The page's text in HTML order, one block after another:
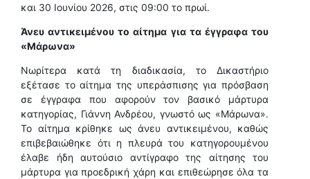
και 30 Ιουνίου 2026, στις 09:00 το πρωί.
Άνευ αντικειμένου το αίτημα για τα έγγραφα του
«Μάρωνα»
Νωρίτερα κατά τη διαδικασία, το Δικαστήριο
εξέτασε το αίτημα της υπεράσπισης για πρόσβαση
σε έγγραφα που αφορούν τον βασικό μάρτυρα
κατηγορίας, Γιάννη Ανδρέου, γνωστό ως «Μάρωνα».
Το αίτημα κρίθηκε ως άνευ αντικειμένου, καθώς
επιβεβαιώθηκε ότι η πλευρά του κατηγορουμένου
έλαβε ήδη αυτούσιο αντίγραφο της αίτησης του
μάρτυρα για προεδρική χάρη και επιθεώρησε όλα τα